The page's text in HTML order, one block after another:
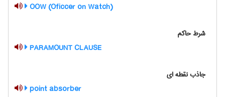
OOW (Oficcer on Watch)
شرط حاکم
PARAMOUNT CLAUSE
جاذب نقطه ای
point absorber